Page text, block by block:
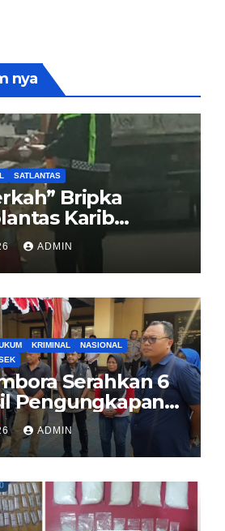
nya
SATLANTAS
Bripka
Karib
Kotak untuk
Mogok di KM
Aren
ADMIN
KRIMINAL
NASIONAL
Serahkan 6
Pengungkapan
Kepada
sah
ADMIN